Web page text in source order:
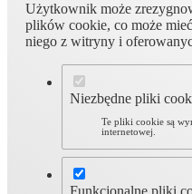
Użytkownik może
plików cookie, co może
niego z witryny i
Niezbędne pliki
Te pliki cookie są
internetowej.
Funkcjonalne pliki